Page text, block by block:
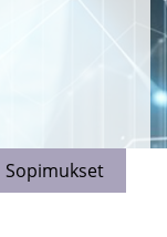
Sopimukset